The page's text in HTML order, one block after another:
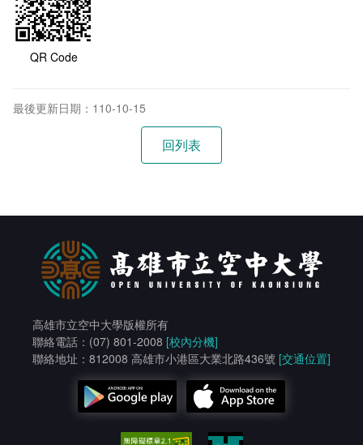
QR Code
最後更新日期：110-10-15
高雄市立空中大學版權所有
聯絡電話：(07) 801-2008 [校內分機]
聯絡地址：812008 高雄市小港區大業北路436號 [交通位置]